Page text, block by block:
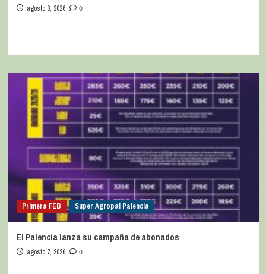
agosto 8, 2026 0
Primera FEB Super Agropal Palencia
El Palencia lanza su campaña de abonados
agosto 7, 2026 0